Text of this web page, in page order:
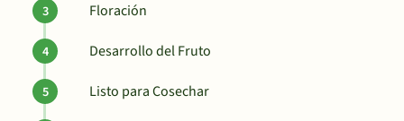
Floración
Desarrollo del Fruto
Listo para Cosechar